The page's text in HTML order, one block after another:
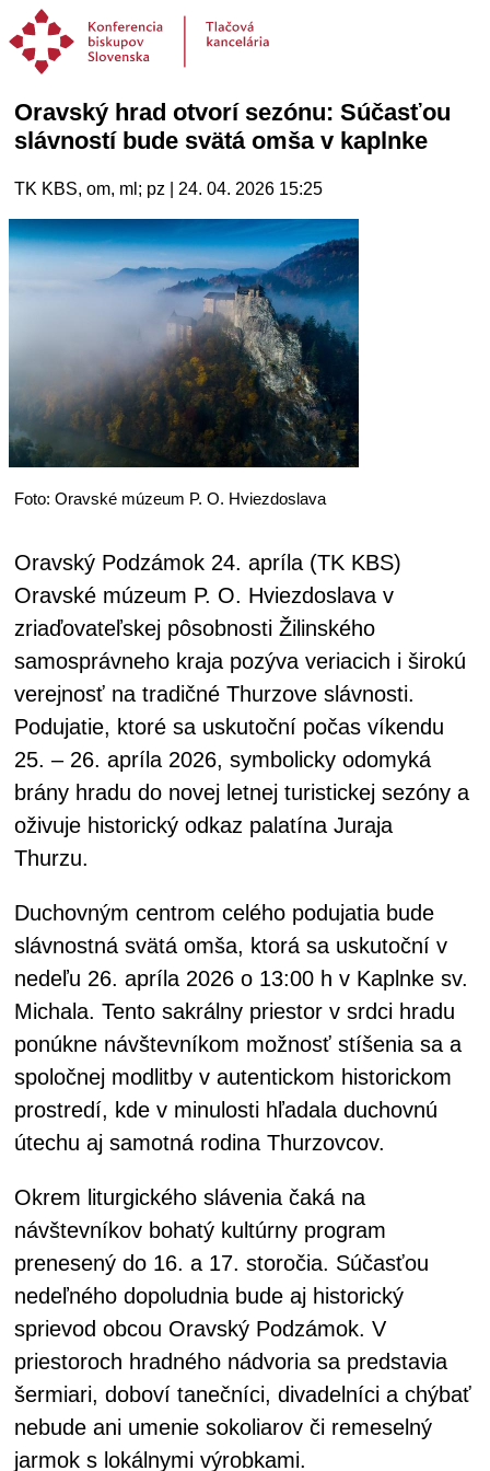
Oravský hrad otvorí sezónu: Súčasťou
slávností bude svätá omša v kaplnke
TK KBS, om, ml; pz | 24. 04. 2026 15:25
Foto: Oravské múzeum P. O. Hviezdoslava
Oravský Podzámok 24. apríla (TK KBS)
Oravské múzeum P. O. Hviezdoslava v
zriaďovateľskej pôsobnosti Žilinského
samosprávneho kraja pozýva veriacich i širokú
verejnosť na tradičné Thurzove slávnosti.
Podujatie, ktoré sa uskutoční počas víkendu
25. – 26. apríla 2026, symbolicky odomyká
brány hradu do novej letnej turistickej sezóny a
oživuje historický odkaz palatína Juraja
Thurzu.
Duchovným centrom celého podujatia bude
slávnostná svätá omša, ktorá sa uskutoční v
nedeľu 26. apríla 2026 o 13:00 h v Kaplnke sv.
Michala. Tento sakrálny priestor v srdci hradu
ponúkne návštevníkom možnosť stíšenia sa a
spoločnej modlitby v autentickom historickom
prostredí, kde v minulosti hľadala duchovnú
útechu aj samotná rodina Thurzovcov.
Okrem liturgického slávenia čaká na
návštevníkov bohatý kultúrny program
prenesený do 16. a 17. storočia. Súčasťou
nedeľného dopoludnia bude aj historický
sprievod obcou Oravský Podzámok. V
priestoroch hradného nádvoria sa predstavia
šermiari, doboví tanečníci, divadelníci a chýbať
nebude ani umenie sokoliarov či remeselný
jarmok s lokálnymi výrobkami.